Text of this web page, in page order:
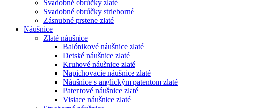
Svadobné obrúčky zlaté
Svadobné obrúčky strieborné
Zásnubné prstene zlaté
Náušnice
Zlaté náušnice
Balónikové náušnice zlaté
Detské náušnice zlaté
Kruhové náušnice zlaté
Napichovacie náušnice zlaté
Náušnice s anglickým patentom zlaté
Patentové náušnice zlaté
Visiace náušnice zlaté